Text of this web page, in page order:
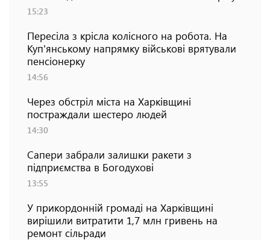
15:23
Пересіла з крісла колісного на робота. На
Куп'янському напрямку військові врятували
пенсіонерку
14:56
Через обстріл міста на Харківщині
постраждали шестеро людей
14:30
Сапери забрали залишки ракети з
підприємства в Богодухові
13:55
У прикордонній громаді на Харківщині
вирішили витратити 1,7 млн гривень на
ремонт сільради